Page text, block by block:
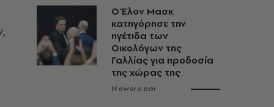
Ο Έλον Μασκ
κατηγόρησε την
ηγέτιδα των
Οικολόγων της
Γαλλίας για προδοσία
της χώρας της
Newsroom